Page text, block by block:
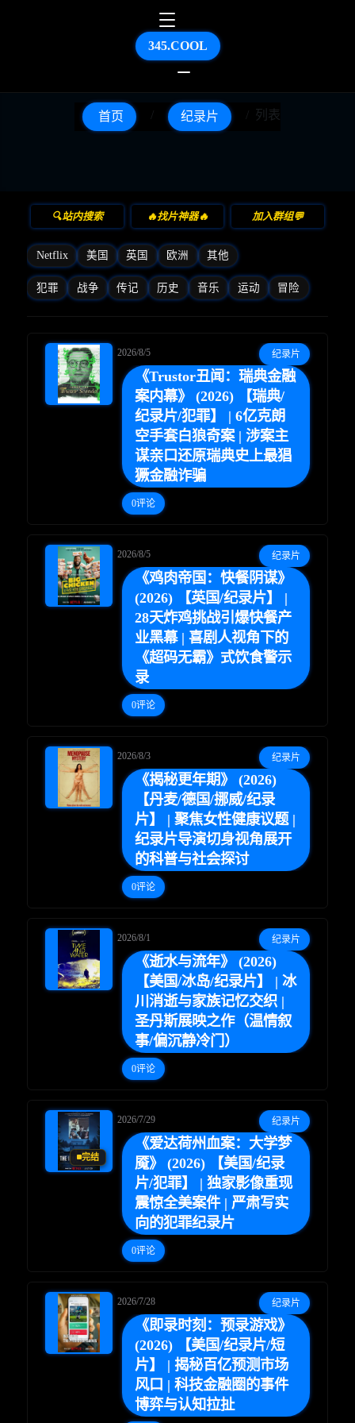
345.COOL
首页 纪录片 列表
🔍站内搜索 🔥找片神器🔥 加入群组💬
Netflix 美国 英国 欧洲 其他
犯罪 战争 传记 历史 音乐 运动 冒险
2026/8/5 纪录片
《Trustor丑闻：瑞典金融
案内幕》 (2026) 【瑞典/
纪录片/犯罪】 | 6亿克朗
空手套白狼奇案 | 涉案主
谋亲口还原瑞典史上最猖
獗金融诈骗
0评论
2026/8/5 纪录片
《鸡肉帝国：快餐阴谋》
(2026) 【英国/纪录片】 |
28天炸鸡挑战引爆快餐产
业黑幕 | 喜剧人视角下的
《超码无霸》式饮食警示
录
0评论
2026/8/3 纪录片
《揭秘更年期》 (2026)
【丹麦/德国/挪威/纪录
片】 | 聚焦女性健康议题 |
纪录片导演切身视角展开
的科普与社会探讨
0评论
2026/8/1 纪录片
《逝水与流年》 (2026)
【美国/冰岛/纪录片】 | 冰
川消逝与家族记忆交织 |
圣丹斯展映之作（温情叙
事/偏沉静冷门）
0评论
完结
2026/7/29 纪录片
《爱达荷州血案：大学梦
魇》 (2026) 【美国/纪录
片/犯罪】 | 独家影像重现
震惊全美案件 | 严肃写实
向的犯罪纪录片
0评论
2026/7/28 纪录片
《即录时刻：预录游戏》
(2026) 【美国/纪录片/短
片】 | 揭秘百亿预测市场
风口 | 科技金融圈的事件
博弈与认知拉扯